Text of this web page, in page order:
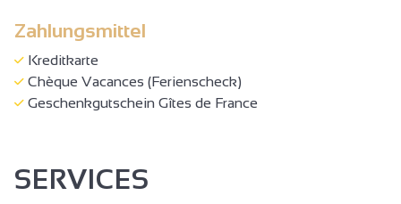
Zahlungsmittel
Kreditkarte
Chèque Vacances (Ferienscheck)
Geschenkgutschein Gîtes de France
SERVICES